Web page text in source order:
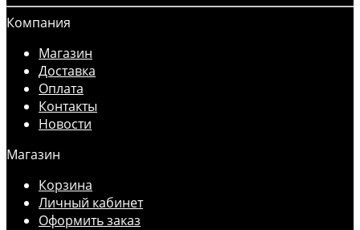
Компания
Магазин
Доставка
Оплата
Контакты
Новости
Магазин
Корзина
Личный кабинет
Оформить заказ